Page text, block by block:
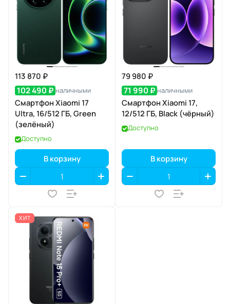
113 870 ₽
102 490 ₽ наличными
Смартфон Xiaomi 17
Ultra, 16/512 ГБ, Green
(зелёный)
Доступно
В корзину
79 980 ₽
71 990 ₽ наличными
Смартфон Xiaomi 17,
12/512 ГБ, Black (чёрный)
Доступно
В корзину
ХИТ